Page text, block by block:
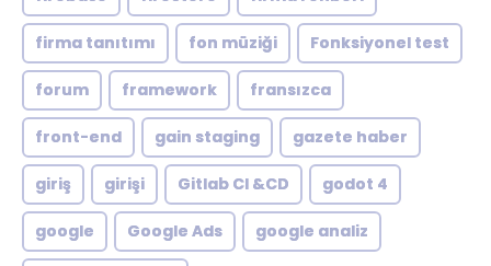
firma tanıtımı fon müziği Fonksiyonel test
forum framework fransızca
front-end gain staging gazete haber
giriş girişi Gitlab CI &CD godot 4
google Google Ads google analiz